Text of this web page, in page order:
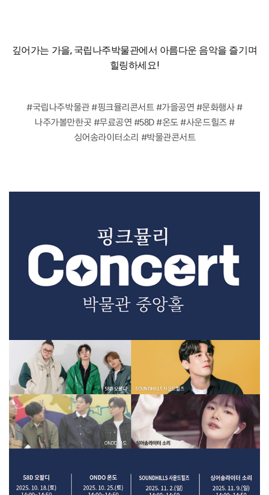
깊어가는 가을, 국립나주박물관에서 아름다운 음악을 즐기며
힐링하세요!
#국립나주박물관#핑크뮬리콘서트#가을공연#문화행사#
나주가볼만한곳#무료공연#58D#온도#사운드힐즈#
싱어송라이터소리 #박물관콘서트